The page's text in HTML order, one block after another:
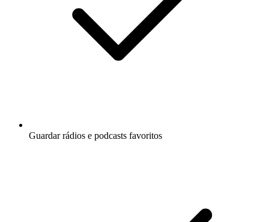
Guardar rádios e podcasts favoritos